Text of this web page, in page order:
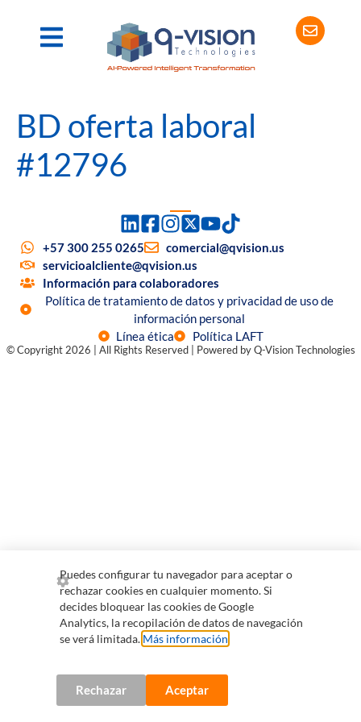
BD oferta laboral
#12796
+57 300 255 0265
comercial@qvision.us
servicioalcliente@qvision.us
Información para colaboradores
Política de tratamiento de datos y privacidad de uso de
información personal
Línea ética
Política LAFT
© Copyright 2026 | All Rights Reserved | Powered by Q-Vision Technologies
Puedes configurar tu navegador para aceptar o
rechazar cookies en cualquier momento. Si
decides bloquear las cookies de Google
Analytics, la recopilación de datos de navegación
se verá limitada. Más información
Rechazar Aceptar